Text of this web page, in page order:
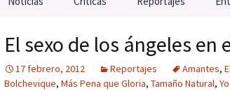
El sexo de los ángeles en
17 febrero, 2012 Reportajes Amantes,
Bolchevique, Más Pena que Gloria, Tamaño Natural,